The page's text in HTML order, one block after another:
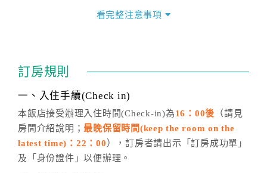
價」之當日價格為標準。
話方式異動訂單。
※非客服時間之申辦異動，皆為次日計算及辦理。
五、客服時間
週一至週日，上午9:00～晚上6:00
六、聯絡方式
看完整注意事項
訂房規則
一、入住手續(Check in)
本飯店接受辦理入住時間(Check-in)為16：00後 （請見
房間介紹說明；最晚保留時間(keep the room on the
latest time)：22：00 ），訂房者請出示「訂房成功單」
及「身份證件」以便辦理。